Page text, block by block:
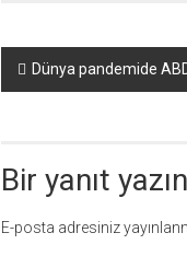
Yazı
dolaşımı
Dünya pandemide
Bir yanıt yazın
E-posta adresiniz